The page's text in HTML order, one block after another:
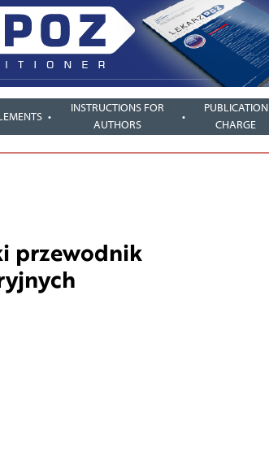
INSTRUCTIONS FOR
AUTHORS
PUBLICATION
CHARGE
przewodnik